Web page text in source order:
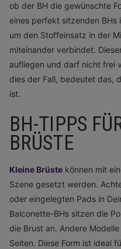
ob der BH die gewünschte
eines perfekt sitzenden BHs
um den Stoffeinsatz in der
miteinander verbindet.
aufliegen und darf nicht frei
dies der Fall, bedeutet das,
ist.
BH-TIPPS
BRÜSTE
Kleine Brüste können mit
Szene gesetzt werden.
oder eingelegten Pads in
Balconette-BHs sitzen die
die Brust an. Andere
Seiten. Diese Form ist ideal